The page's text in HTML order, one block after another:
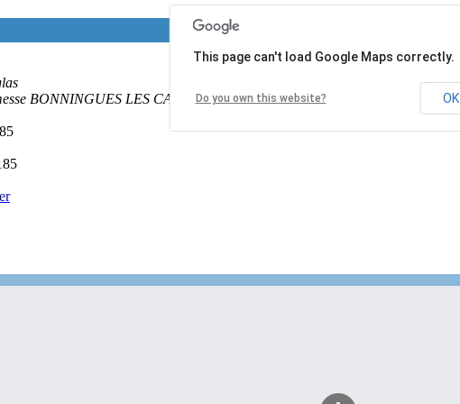
BONNINGUES LES CALAISPAS DE CALAIS62340
This page can't load Google Maps correctly.
Do you own this website? OK